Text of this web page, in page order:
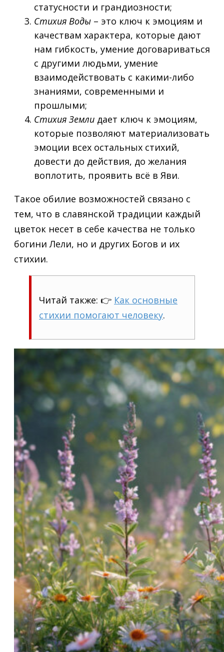
статусности и грандиозности;
Стихия Воды – это ключ к эмоциям и
качествам характера, которые дают
нам гибкость, умение договариваться
с другими людьми, умение
взаимодействовать с какими-либо
знаниями, современными и
прошлыми;
Стихия Земли дает ключ к эмоциям,
которые позволяют материализовать
эмоции всех остальных стихий,
довести до действия, до желания
воплотить, проявить всё в Яви.
Такое обилие возможностей связано с
тем, что в славянской традиции каждый
цветок несет в себе качества не только
богини Лели, но и других Богов и их
стихии.
Читай также: 👉 Как основные
стихии помогают человеку.